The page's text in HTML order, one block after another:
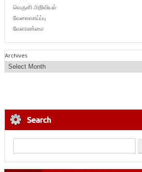
வெருளி அறிவியல்
வேலைவாய்ப்பு
வேளாண்மை
Archives
Search